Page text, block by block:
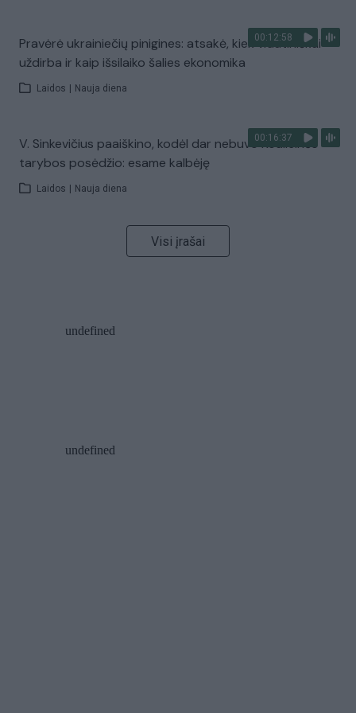
00:12:58
Pravėrė ukrainiečių pinigines: atsakė, kiek vidutiniškai
uždirba ir kaip išsilaiko šalies ekonomika
Laidos Nauja diena
00:16:37
V. Sinkevičius paaiškino, kodėl dar nebuvo Koalicinės
tarybos posėdžio: esame kalbėję
Laidos Nauja diena
Visi įrašai